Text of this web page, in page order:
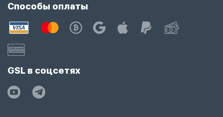
Способы оплаты
GSL в соцсетях